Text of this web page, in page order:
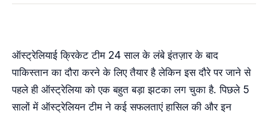
ऑस्ट्रेलियाई क्रिकेट टीम 24 साल के लंबे इंतज़ार के बाद
पाकिस्तान का दौरा करने के लिए तैयार है लेकिन इस दौरे पर जाने से
पहले ही ऑस्ट्रेलिया को एक बहुत बड़ा झटका लग चुका है. पिछले 5
सालों में ऑस्ट्रेलियन टीम ने कई सफलताएं हासिल की और इन